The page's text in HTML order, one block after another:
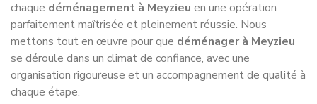
Organiser undéménagement à Meyzieuest une étape
importante qui nécessite de faire les bons choix,
notamment lorsqu’il s’agit de sélectionner une entreprise
de déménagement fiable. Face à la multiplication des
offres, il devient essentiel de savoir distinguer un